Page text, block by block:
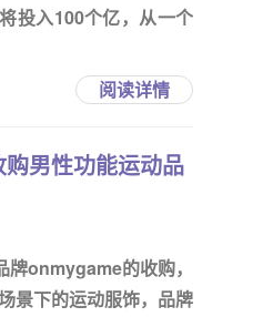
投入100个亿，从一个
阅读详情
男性功能运动品
onmygame的收购，
下的运动服饰，品牌